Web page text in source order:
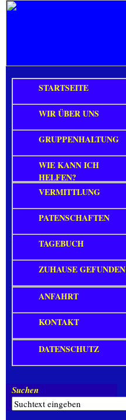
STARTSEITE
WIR ÜBER UNS
GRUPPENHALTUNG
WIE KANN ICH
HELFEN?
VERMITTLUNG
PATENSCHAFTEN
TAGEBUCH
ZUHAUSE GEFUNDEN
ANFAHRT
KONTAKT
DATENSCHUTZ
Suchen